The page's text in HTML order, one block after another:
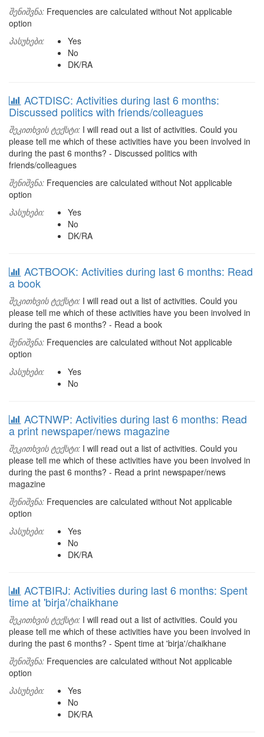
შენიშვნა: Frequencies are calculated without Not applicable
option
პასუხები:
Yes
No
DK/RA
ACTDISC: Activities during last 6 months:
Discussed politics with friends/colleagues
შეკითხვის ტექსტი: I will read out a list of activities. Could you
please tell me which of these activities have you been involved in
during the past 6 months? - Discussed politics with
friends/colleagues
შენიშვნა: Frequencies are calculated without Not applicable
option
პასუხები:
Yes
No
DK/RA
ACTBOOK: Activities during last 6 months: Read
a book
შეკითხვის ტექსტი: I will read out a list of activities. Could you
please tell me which of these activities have you been involved in
during the past 6 months? - Read a book
შენიშვნა: Frequencies are calculated without Not applicable
option
პასუხები:
Yes
No
ACTNWP: Activities during last 6 months: Read
a print newspaper/news magazine
შეკითხვის ტექსტი: I will read out a list of activities. Could you
please tell me which of these activities have you been involved in
during the past 6 months? - Read a print newspaper/news
magazine
შენიშვნა: Frequencies are calculated without Not applicable
option
პასუხები:
Yes
No
DK/RA
ACTBIRJ: Activities during last 6 months: Spent
time at 'birja'/chaikhane
შეკითხვის ტექსტი: I will read out a list of activities. Could you
please tell me which of these activities have you been involved in
during the past 6 months? - Spent time at 'birja'/chaikhane
შენიშვნა: Frequencies are calculated without Not applicable
option
პასუხები:
Yes
No
DK/RA